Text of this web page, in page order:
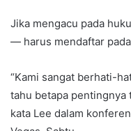
Jika mengacu pada
— harus mendaftar
“Kami sangat berhati-
tahu betapa pentingnya
kata Lee dalam